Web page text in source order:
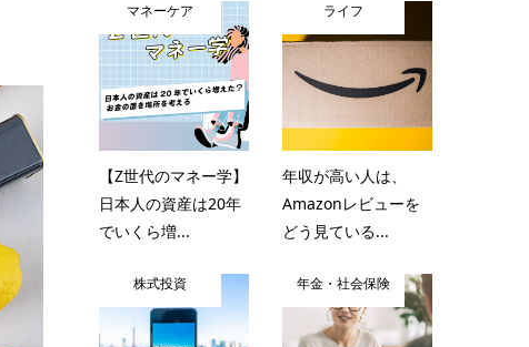
マネーケア
【Z世代のマネー学】
日本人の資産は20年
でいくら増...
ライフ
年収が高い人は、
Amazonレビューを
どう見ている...
株式投資 年金・社会保険